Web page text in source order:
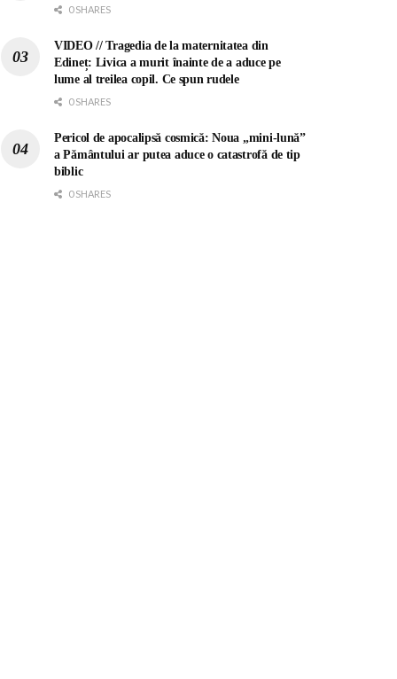
0 SHARES
VIDEO // Tragedia de la maternitatea din
Edineț: Livica a murit înainte de a aduce pe
lume al treilea copil. Ce spun rudele
0 SHARES
Pericol de apocalipsă cosmică: Noua „mini-lună”
a Pământului ar putea aduce o catastrofă de tip
biblic
0 SHARES